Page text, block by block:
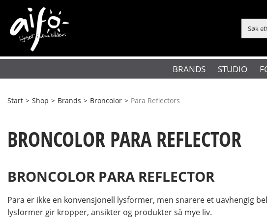
BRANDS STUDIO
Start > Shop > Brands > Broncolor > Para Reflectors
BRONCOLOR PARA REFLECTOR
BRONCOLOR PARA REFLECTOR
Para er ikke en konvensjonell lysformer, men snarere et uavhengig
lysformer gir kropper, ansikter og produkter så mye liv.